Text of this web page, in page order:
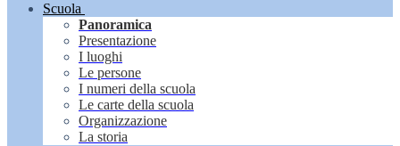
Scuola
Panoramica
Presentazione
I luoghi
Le persone
I numeri della scuola
Le carte della scuola
Organizzazione
La storia